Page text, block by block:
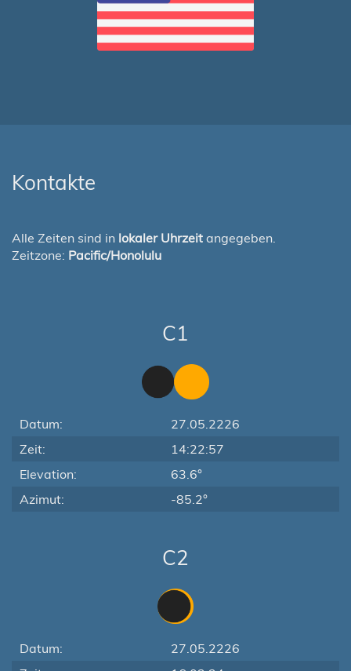
Kontakte
Alle Zeiten sind in lokaler Uhrzeit angegeben.
Zeitzone: Pacific/Honolulu
C1
Datum:
27.05.2226
Zeit:
14:22:57
Elevation:
63.6°
Azimut:
-85.2°
C2
Datum:
27.05.2226